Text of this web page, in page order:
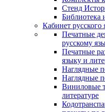
Стенд
Библиотека
Кабинет русского
Печатные
русскому
Печатные
языку и
Наглядные
Наглядные
Виниловые
литературе